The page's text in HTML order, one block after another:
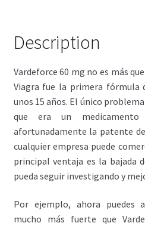
Description
Vardeforce 60 mg no es más
Viagra fue la primera fórmula
unos 15 años. El único
que era un medicamento
afortunadamente la patente
cualquier empresa puede
principal ventaja es la bajada
pueda seguir investigando y
Por ejemplo, ahora puedes
mucho más fuerte que